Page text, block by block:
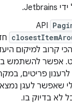
קרוב למיקום
אפשר להשתמש
פריטים,
שאפשר לעגן
לא בדיוק בו.